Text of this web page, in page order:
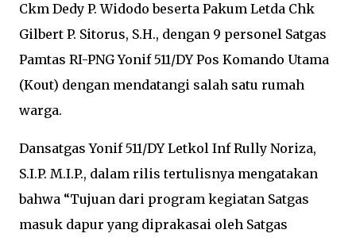
Ckm Dedy P. Widodo beserta Pakum Letda Chk
Gilbert P. Sitorus, S.H., dengan 9 personel Satgas
Pamtas RI-PNG Yonif 511/DY Pos Komando Utama
(Kout) dengan mendatangi salah satu rumah
warga.
Dansatgas Yonif 511/DY Letkol Inf Rully Noriza,
S.I.P. M.I.P., dalam rilis tertulisnya mengatakan
bahwa “Tujuan dari program kegiatan Satgas
masuk dapur yang diprakasai oleh Satgas